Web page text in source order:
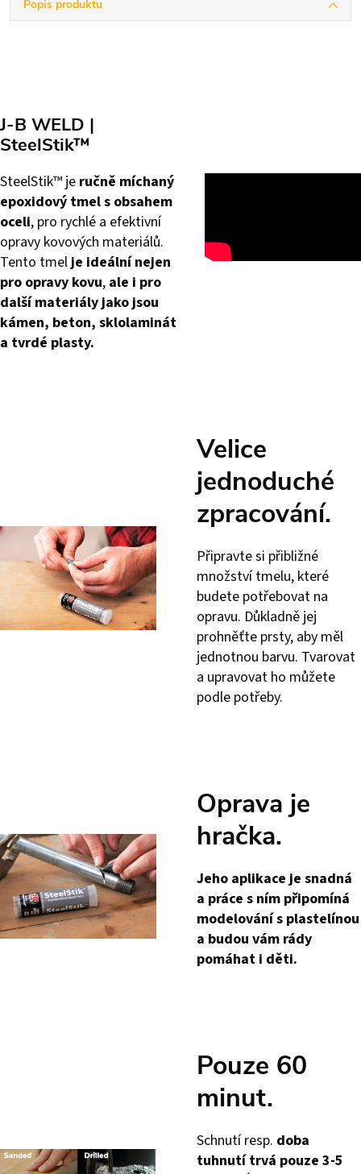
Popis produktu
J-B WELD |
SteelStik™
SteelStik™ je ručně míchaný
epoxidový tmel s obsahem
oceli, pro rychlé a efektivní
opravy kovových materiálů.
Tento tmelje ideální nejen
pro opravy kovu, ale i pro
další materiály jako jsou
kámen, beton, sklolaminát
a tvrdé plasty.
Velice
jednoduché
zpracování.
Připravte si přibližné
množství tmelu, které
budete potřebovat na
opravu. Důkladně jej
prohněťte prsty, aby měl
jednotnou barvu. Tvarovat
a upravovat ho můžete
podle potřeby.
Oprava je
hračka.
Jeho aplikace je snadná
a práce s ním připomíná
modelování s plastelínou
a budou vám rády
pomáhat i děti.
Pouze 60
minut.
Schnutí resp. doba
tuhnutí trvá pouze 3-5